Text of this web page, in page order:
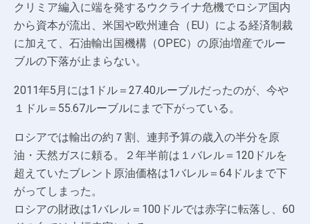
クリミア編入に端を発するウクライナ危機でロシア国内
から資本が流出、米国や欧州連合（EU）による経済制裁
に加えて、石油輸出国機構（OPEC）の原油増産でルー
ブルの下落が止まらない。
2011年5月には1ドル＝27.40ルーブルだったのが、今や
１ドル＝55.67ルーブルにまで下がっている。
ロシアでは輸出の約７割、連邦予算の歳入の半分を原
油・天然ガスに頼る。２年半前は１バレル＝120ドルを
超えていたブレント原油価格は1バレル＝64ドルまで下
がってしまった。
ロシアの財政は1バレル＝100ドルでは赤字に転落し、60